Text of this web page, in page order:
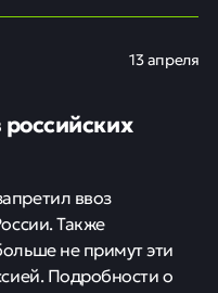
13 апреля
ввоз
Также
не примут эти
Подробности о